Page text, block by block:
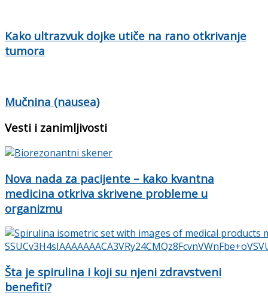
Kako ultrazvuk dojke utiče na rano otkrivanje
tumora
Mučnina (nausea)
Vesti i zanimljivosti
Nova nada za pacijente – kako kvantna
medicina otkriva skrivene probleme u
organizmu
Šta je spirulina i koji su njeni zdravstveni
benefiti?